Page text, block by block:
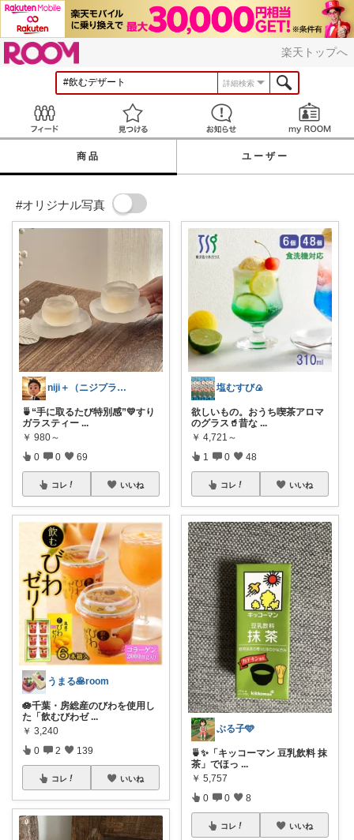
楽天トップへ
詳細検索
見つける お知らせ
商品 ユーザー
#オリジナル写真
niji＋（ニジプラス）感謝しています
🍵“手に取るたび特別感”💛すり
ガラスティー ...
￥ 980～
0 0 69
コレ いいね
うまる🥞room
🪷千葉・房総産のびわを使用し
た「飲むびわゼ ...
￥ 3,240
0 2 139
コレ いいね
塩むすび🍙
欲しいもの。おうち喫茶アロマ
のグラス🥤昔な ...
￥ 4,721～
1 0 48
コレ いいね
ぶる子🩵
🍵✨「キッコーマン 豆乳飲料 抹
茶」でほっ ...
￥ 5,757
0 0 8
コレ いいね